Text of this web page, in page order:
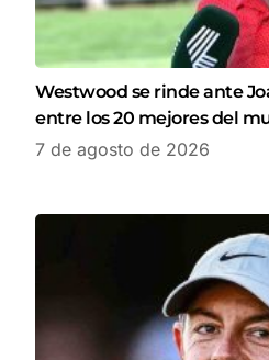
Westwood se rinde ante
entre los 20 mejores del
7 de agosto de 2026